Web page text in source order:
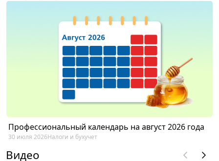
Профессиональный календарь на август 2026 года
30 июля 2026Налоги и бухучет
Видео